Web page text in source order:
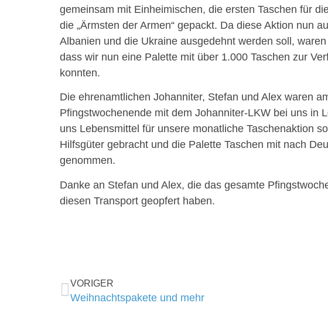
gemeinsam mit Einheimischen, die ersten Taschen für
die „Ärmsten der Armen“ gepackt. Da diese Aktion nun
Albanien und die Ukraine ausgedehnt werden soll,
dass wir nun eine Palette mit über 1.000 Taschen zur
konnten.
Die ehrenamtlichen Johanniter, Stefan und Alex waren
Pfingstwochenende mit dem Johanniter-LKW bei uns in
uns Lebensmittel für unsere monatliche Taschenaktion
Hilfsgüter gebracht und die Palette Taschen mit nach
genommen.
Danke an Stefan und Alex, die das gesamte
diesen Transport geopfert haben.
VORIGER
Weihnachtspakete und mehr